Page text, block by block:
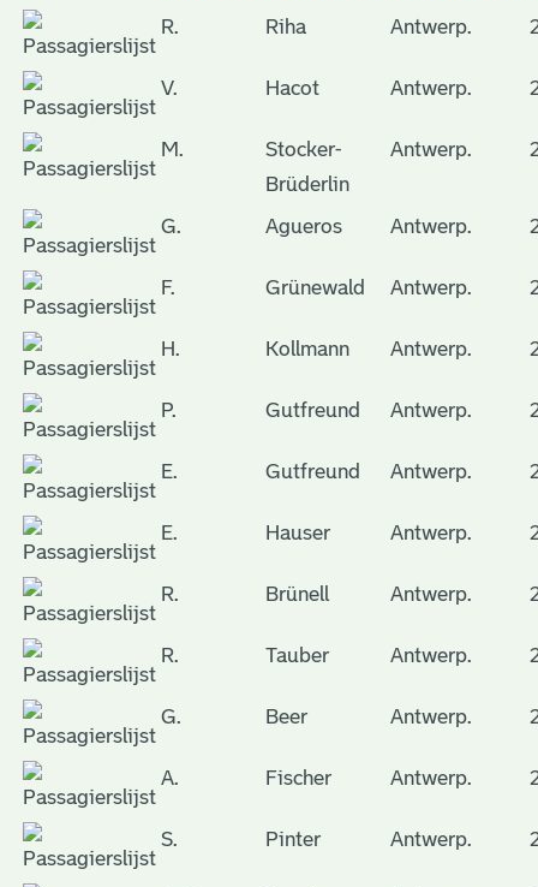
R.
Riha Antwerp.
V. Hacot Antwerp.
M.
Stocker-
Brüderlin
Antwerp.
G. Agueros Antwerp.
F. Grünewald Antwerp.
H. Kollmann Antwerp.
P. Gutfreund Antwerp.
E. Gutfreund Antwerp.
E. Hauser Antwerp.
R. Brünell Antwerp.
R. Tauber Antwerp.
G. Beer Antwerp.
A. Fischer Antwerp.
S. Pinter Antwerp.